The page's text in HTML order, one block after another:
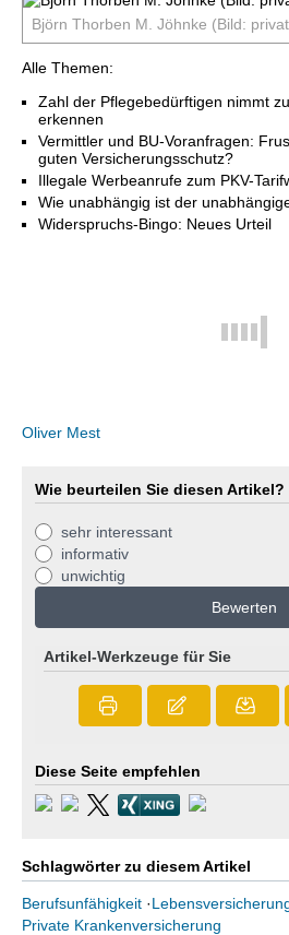
Björn Thorben M. Jöhnke (Bild:
Alle Themen:
Zahl der Pflegebedürftigen nimmt
erkennen
Vermittler und BU-Voranfragen:
guten Versicherungsschutz?
Illegale Werbeanrufe zum PKV-
Wie unabhängig ist der
Widerspruchs-Bingo: Neues Urteil
Oliver Mest
Wie beurteilen Sie diesen Artikel?
sehr interessant
informativ
unwichtig
Bewerten
Artikel-Werkzeuge für Sie
Diese Seite empfehlen
Schlagwörter zu diesem Artikel
Berufsunfähigkeit ·
Private Krankenversicherung